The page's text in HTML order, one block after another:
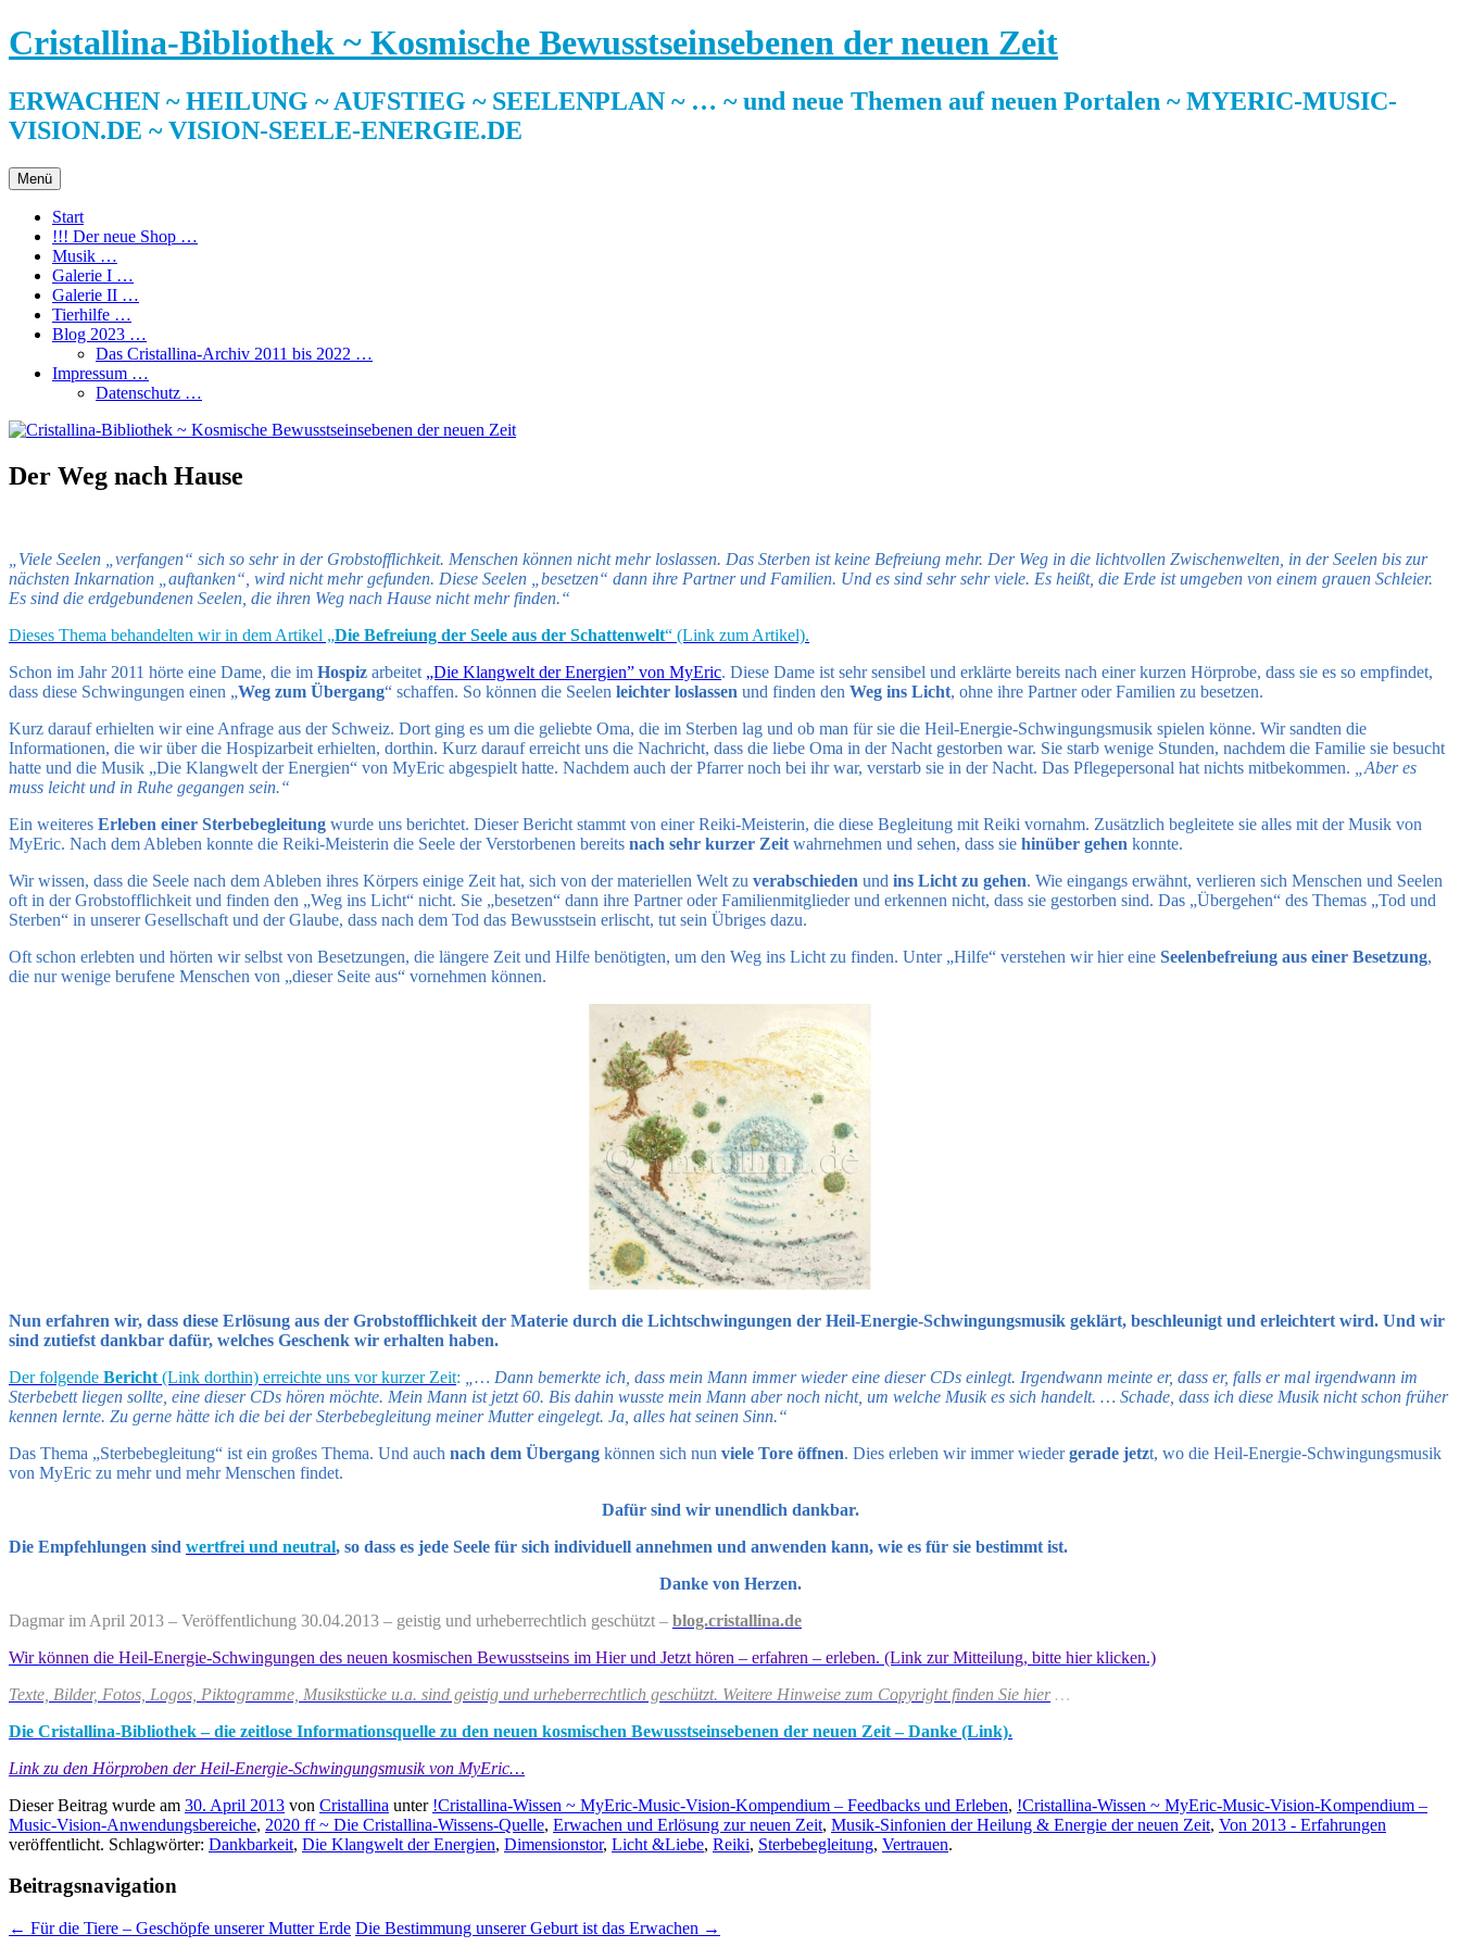
Zum
Inhalt
Cristallina-Bibliothek ~ Kosmische Bewusstseinsebenen der neuen Zeit
ERWACHEN ~ HEILUNG ~ AUFSTIEG ~ SEELENPLAN ~ … ~ und neue Themen auf neuen Portalen ~ MYERIC-MUSIC-
VISION.DE ~ VISION-SEELE-ENERGIE.DE
Menü
Start
!!! Der neue Shop …
Musik …
Galerie I …
Galerie II …
Tierhilfe …
Blog 2023 …
Das Cristallina-Archiv 2011 bis 2022 …
Impressum …
Datenschutz …
Der Weg nach Hause
„Viele Seelen „verfangen“ sich so sehr in der Grobstofflichkeit. Menschen können nicht mehr loslassen. Das Sterben ist keine Befreiung mehr. Der Weg in die lichtvollen Zwischenwelten, in der Seelen bis zur
nächsten Inkarnation „auftanken“, wird nicht mehr gefunden. Diese Seelen „besetzen“ dann ihre Partner und Familien. Und es sind sehr sehr viele. Es heißt, die Erde ist umgeben von einem grauen Schleier.
Es sind die erdgebundenen Seelen, die ihren Weg nach Hause nicht mehr finden.“
Dieses Thema behandelten wir in dem Artikel „Die Befreiung der Seele aus der Schattenwelt“ (Link zum Artikel).
Schon im Jahr 2011 hörte eine Dame, die im Hospiz arbeitet „Die Klangwelt der Energien” von MyEric. Diese Dame ist sehr sensibel und erklärte bereits nach einer kurzen Hörprobe, dass sie es so empfindet,
dass diese Schwingungen einen „Weg zum Übergang“ schaffen. So können die Seelen leichter loslassen und finden den Weg ins Licht, ohne ihre Partner oder Familien zu besetzen.
Kurz darauf erhielten wir eine Anfrage aus der Schweiz. Dort ging es um die geliebte Oma, die im Sterben lag und ob man für sie die Heil-Energie-Schwingungsmusik spielen könne. Wir sandten die
Informationen, die wir über die Hospizarbeit erhielten, dorthin. Kurz darauf erreicht uns die Nachricht, dass die liebe Oma in der Nacht gestorben war. Sie starb wenige Stunden, nachdem die Familie sie besucht
hatte und die Musik „Die Klangwelt der Energien“ von MyEric abgespielt hatte. Nachdem auch der Pfarrer noch bei ihr war, verstarb sie in der Nacht. Das Pflegepersonal hat nichts mitbekommen.
„Aber es
muss leicht und in Ruhe gegangen sein.“
Ein weiteres Erleben einer Sterbebegleitung wurde uns berichtet. Dieser Bericht stammt von einer Reiki-Meisterin, die diese Begleitung mit Reiki vornahm. Zusätzlich begleitete sie alles mit der Musik von
MyEric. Nach dem Ableben konnte die Reiki-Meisterin die Seele der Verstorbenen bereits nach sehr kurzer Zeit wahrnehmen und sehen, dass sie hinüber gehen konnte.
Wir wissen, dass die Seele nach dem Ableben ihres Körpers einige Zeit hat, sich von der materiellen Welt zu verabschieden und ins Licht zu gehen. Wie eingangs erwähnt, verlieren sich Menschen und Seelen
oft in der Grobstofflichkeit und finden den „Weg ins Licht“ nicht. Sie „besetzen“ dann ihre Partner oder Familienmitglieder und erkennen nicht, dass sie gestorben sind. Das „Übergehen“ des Themas „Tod und
Sterben“ in unserer Gesellschaft und der Glaube, dass nach dem Tod das Bewusstsein erlischt, tut sein Übriges dazu.
Oft schon erlebten und hörten wir selbst von Besetzungen, die längere Zeit und Hilfe benötigten, um den Weg ins Licht zu finden. Unter „Hilfe“ verstehen wir hier eine Seelenbefreiung aus einer Besetzung,
die nur wenige berufene Menschen von „dieser Seite aus“ vornehmen können.
Nun erfahren wir, dass diese Erlösung aus der Grobstofflichkeit der Materie durch die Lichtschwingungen der Heil-Energie-Schwingungsmusik geklärt, beschleunigt und erleichtert wird. Und wir
sind zutiefst dankbar dafür, welches Geschenk wir erhalten haben.
Der folgende Bericht (Link dorthin) erreichte uns vor kurzer Zeit:
„… Dann bemerkte ich, dass mein Mann immer wieder eine dieser CDs einlegt. Irgendwann meinte er, dass er, falls er mal irgendwann im
Sterbebett liegen sollte, eine dieser CDs hören möchte. Mein Mann ist jetzt 60. Bis dahin wusste mein Mann aber noch nicht, um welche Musik es sich handelt. … Schade, dass ich diese Musik nicht schon früher
kennen lernte. Zu gerne hätte ich die bei der Sterbebegleitung meiner Mutter eingelegt. Ja, alles hat seinen Sinn.“
Das Thema „Sterbebegleitung“ ist ein großes Thema. Und auch nach dem Übergang können sich nun viele Tore öffnen. Dies erleben wir immer wiedergerade jetzt, wo die Heil-Energie-Schwingungsmusik
von MyEric zu mehr und mehr Menschen findet.
Dafür sind wir unendlich dankbar.
Die Empfehlungen sind wertfrei und neutral, so dass es jede Seele für sich individuell annehmen und anwenden kann, wie es für sie bestimmt ist.
Danke von Herzen.
Dagmar im April 2013 – Veröffentlichung 30.04.2013 – geistig und urheberrechtlich geschützt – blog.cristallina.de
Wir können die Heil-Energie-Schwingungen des neuen kosmischen Bewusstseins im Hier und Jetzt hören – erfahren – erleben. (Link zur Mitteilung, bitte hier klicken.)
Texte, Bilder, Fotos, Logos, Piktogramme, Musikstücke u.a. sind geistig und urheberrechtlich geschützt. Weitere Hinweise zum Copyright finden Sie hier …
Die Cristallina-Bibliothek – die zeitlose Informationsquelle zu den neuen kosmischen Bewusstseinsebenen der neuen Zeit – Danke (Link).
Link zu den Hörproben der Heil-Energie-Schwingungsmusik von MyEric…
Dieser Beitrag wurde am 30. April 2013 von Cristallina unter !Cristallina-Wissen ~ MyEric-Music-Vision-Kompendium – Feedbacks und Erleben, !Cristallina-Wissen ~ MyEric-Music-Vision-Kompendium –
Music-Vision-Anwendungsbereiche, 2020 ff ~ Die Cristallina-Wissens-Quelle, Erwachen und Erlösung zur neuen Zeit, Musik-Sinfonien der Heilung & Energie der neuen Zeit, Von 2013 - Erfahrungen
veröffentlicht. Schlagwörter: Dankbarkeit, Die Klangwelt der Energien, Dimensionstor, Licht &Liebe, Reiki, Sterbebegleitung, Vertrauen.
Beitragsnavigation
← Für die Tiere – Geschöpfe unserer Mutter Erde Die Bestimmung unserer Geburt ist das Erwachen →